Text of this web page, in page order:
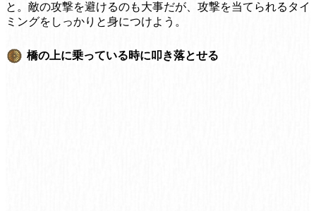
と。敵の攻撃を避けるのも大事だが、攻撃を当てられるタイ
ミングをしっかりと身につけよう。
橋の上に乗っている時に叩き落とせる